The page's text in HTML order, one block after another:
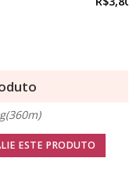
ESTE PRODUTO